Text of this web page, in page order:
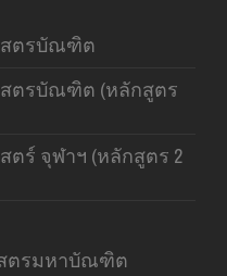
ตรบัณฑิต
ตรบัณฑิต (หลักสูตร
ร์ จุฬาฯ (หลักสูตร 2
ตรมหาบัณฑิต